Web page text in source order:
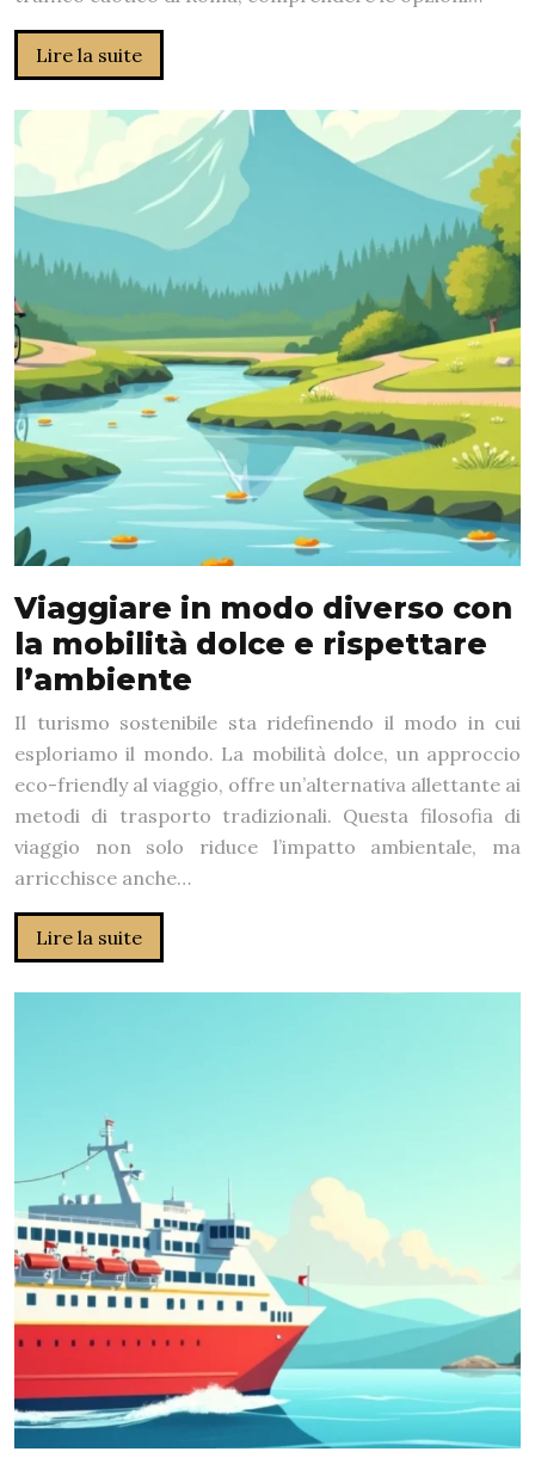
Lire la suite
Viaggiare in modo diverso con
la mobilità dolce e rispettare
l’ambiente
Il turismo sostenibile sta ridefinendo il modo in cui
esploriamo il mondo. La mobilità dolce, un approccio
eco-friendly al viaggio, offre un’alternativa allettante ai
metodi di trasporto tradizionali. Questa filosofia di
viaggio non solo riduce l’impatto ambientale, ma
arricchisce anche…
Lire la suite